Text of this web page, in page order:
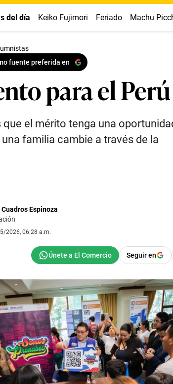
del día Keiko Fujimori Feriado Machu
fuente preferida en
para el Perú
que el mérito tenga una
familia cambie a través de la
Espinoza
2026, 06:28 a.m.
Seguir en